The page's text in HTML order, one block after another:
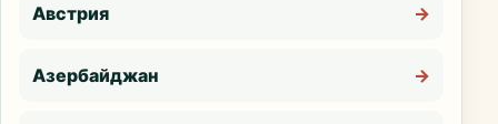
Австрия →
Азербайджан →